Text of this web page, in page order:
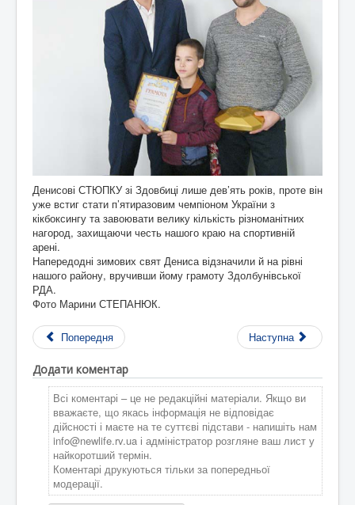
Денисові СТЮПКУ зі Здовбиці лише дев’ять років, проте він
уже встиг стати п’ятиразовим чемпіоном України з
кікбоксингу та завоювати велику кількість різноманітних
нагород, захищаючи честь нашого краю на спортивній
арені.
Напередодні зимових свят Дениса відзначили й на рівні
нашого району, вручивши йому грамоту Здолбунівської
РДА.
Фото Марини СТЕПАНЮК.
Попередня Наступна
Додати коментар
Всі коментарі – це не редакційні матеріали. Якщо ви
вважаєте, що якась інформація не відповідає
дійсності і маєте на те суттєві підстави - напишіть нам
info@newlife.rv.ua і адміністратор розгляне ваш лист у
найкоротший термін.
Коментарі друкуються тільки за попередньої
модерації.